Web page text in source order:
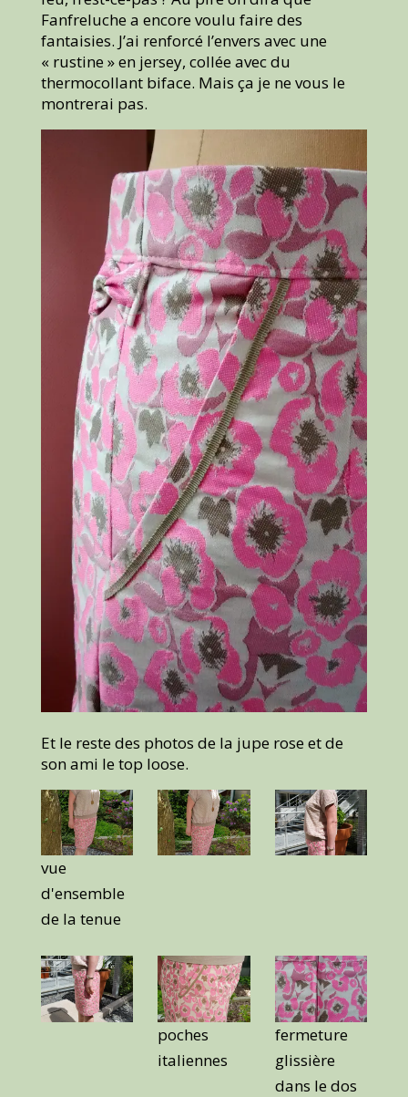
Fanfreluche a encore voulu faire des
fantaisies. J’ai renforcé l’envers avec une
« rustine » en jersey, collée avec du
thermocollant biface. Mais ça je ne vous le
montrerai pas.
Et le reste des photos de la jupe rose et de
son ami le top loose.
vue
d'ensemble
de la tenue
poches
italiennes
fermeture
glissière
dans le dos